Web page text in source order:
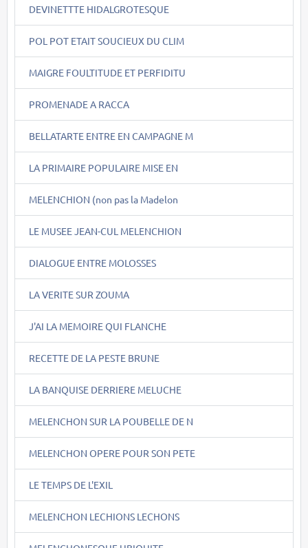
DEVINETTTE HIDALGROTESQUE
POL POT ETAIT SOUCIEUX DU CLIM
MAIGRE FOULTITUDE ET PERFIDITU
PROMENADE A RACCA
BELLATARTE ENTRE EN CAMPAGNE M
LA PRIMAIRE POPULAIRE MISE EN
MELENCHION (non pas la Madelon
LE MUSEE JEAN-CUL MELENCHION
DIALOGUE ENTRE MOLOSSES
LA VERITE SUR ZOUMA
J'AI LA MEMOIRE QUI FLANCHE
RECETTE DE LA PESTE BRUNE
LA BANQUISE DERRIERE MELUCHE
MELENCHON SUR LA POUBELLE DE N
MELENCHON OPERE POUR SON PETE
LE TEMPS DE L'EXIL
MELENCHON LECHIONS LECHONS